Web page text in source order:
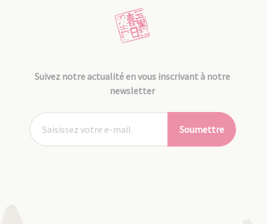
Suivez notre actualité en vous inscrivant à notre
newsletter
Soumettre